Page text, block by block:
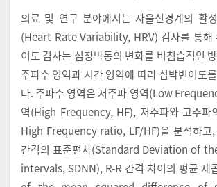
의료 및 연구 분야에서는 자율신경계의 활
(Heart Rate Variability, HRV) 검사를 통해
이도 검사는 심장박동의 변화를 비침습적인
주파수 영역과 시간 영역에 따라 심박변이도
다. 주파수 영역은 저주파 영역(Low
역(High Frequency, HF), 저주파와 고주파
High Frequency ratio, LF/HF)을 분석하고,
간격의 표준편차(Standard Deviation of
intervals, SDNN), R-R 간격 차이의 평균